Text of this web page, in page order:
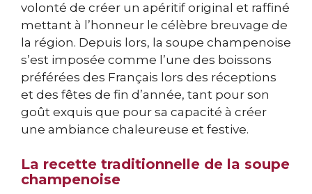
volonté de créer un apéritif original et raffiné
mettant à l’honneur le célèbre breuvage de
la région. Depuis lors, la soupe champenoise
s’est imposée comme l’une des boissons
préférées des Français lors des réceptions
et des fêtes de fin d’année, tant pour son
goût exquis que pour sa capacité à créer
une ambiance chaleureuse et festive.
La recette traditionnelle de la soupe
champenoise